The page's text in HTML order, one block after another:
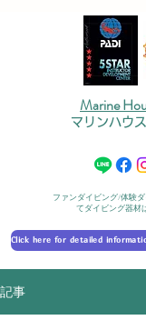
Marine
マリンハウ
ファンダイビング/体験
てダイビング器材
記事